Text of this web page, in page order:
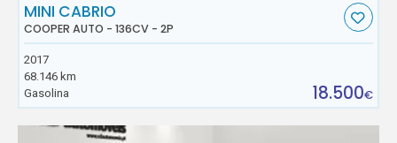
MINI CABRIO
COOPER AUTO - 136CV - 2P
2017
68.146 km
Gasolina
18.500€